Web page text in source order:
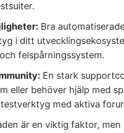
Bra
i ditt
felspårningssystem.
En stark
eller behöver hjälp med
med aktiva
är en viktig faktor,